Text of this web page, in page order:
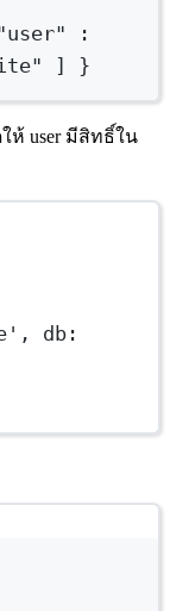
:
] }
ห้ user มีสิทธิ์ใน
db: